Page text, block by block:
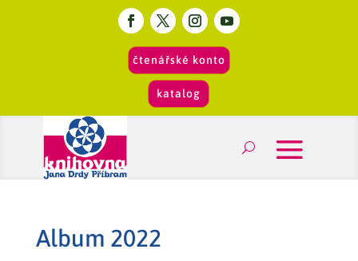
čtenářské konto
katalog
Album 2022